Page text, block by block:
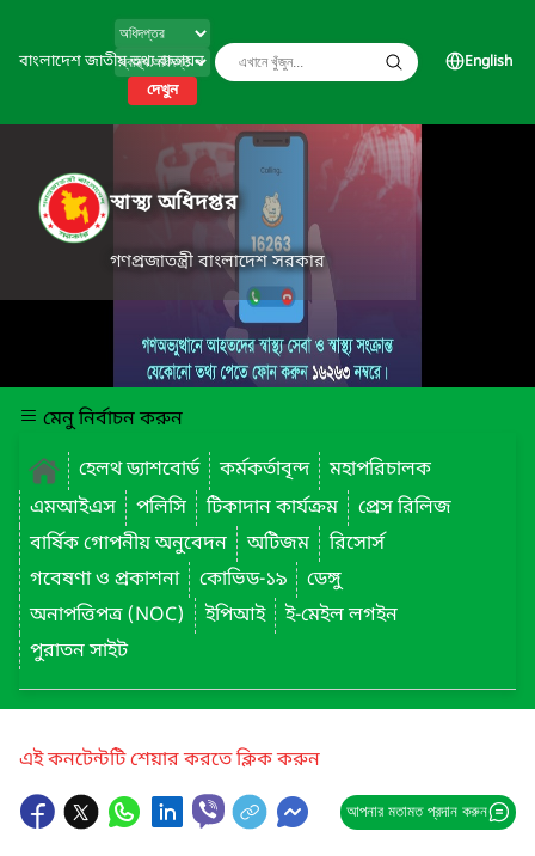
বাংলাদেশ জাতীয় তথ্য বাতায়ন
দেখুন
English
স্বাস্থ্য অধিদপ্তর
গণপ্রজাতন্ত্রী বাংলাদেশ সরকার
মেনু নির্বাচন করুন
হেলথ ড্যাশবোর্ড
কর্মকর্তাবৃন্দ
মহাপরিচালক
এমআইএস
পলিসি টিকাদান কার্যক্রম
প্রেস রিলিজ
বার্ষিক গোপনীয় অনুবেদন
অটিজম
রিসোর্স
গবেষণা ও প্রকাশনা
কোভিড-১৯
ডেঙ্গু
অনাপত্তিপত্র (NOC)
ইপিআই
ই-মেইল লগইন
পুরাতন সাইট
এই কনটেন্টটি শেয়ার করতে ক্লিক করুন
আপনার মতামত প্রদান করুন